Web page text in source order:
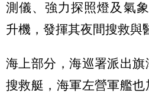
測儀、強力探照燈及氣
升機，發揮其夜間搜救與
海上部分，海巡署派出
搜救艇，海軍左營軍艦